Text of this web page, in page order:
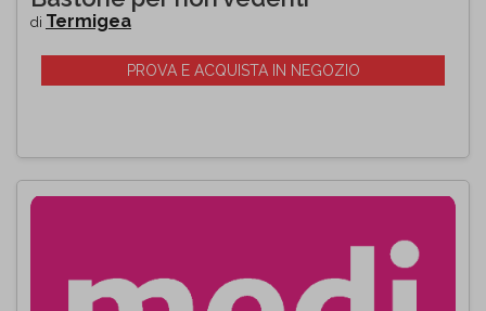
di Termigea
PROVA E ACQUISTA IN NEGOZIO